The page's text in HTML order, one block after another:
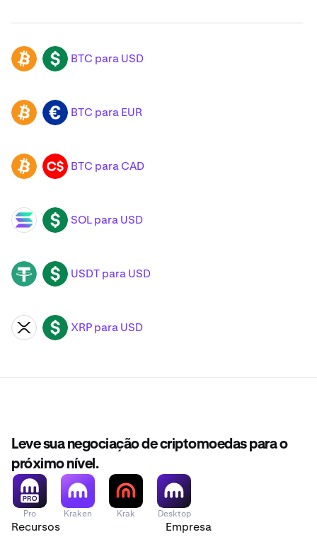
BTC USD BTC para USD
BTC EUR BTC para EUR
BTC CAD BTC para CAD
SOL USD SOL para USD
USDT USD USDT para USD
XRP USD XRP para USD
Leve sua negociação de criptomoedas para o
próximo nível.
Pro Kraken Krak Desktop
Recursos Empresa